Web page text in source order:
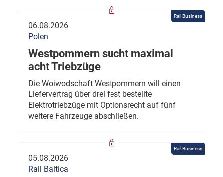
Rail Business
06.08.2026
Polen
Westpommern sucht maximal
acht Triebzüge
Die Woiwodschaft Westpommern will einen
Liefervertrag über drei fest bestellte
Elektrotriebzüge mit Optionsrecht auf fünf
weitere Fahrzeuge abschließen.
Rail Business
05.08.2026
Rail Baltica